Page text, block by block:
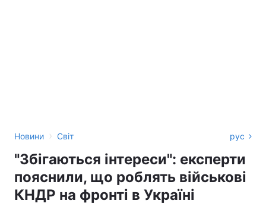
Новини › Світ рус
"Збігаються інтереси": експерти
пояснили, що роблять військові
КНДР на фронті в Україні